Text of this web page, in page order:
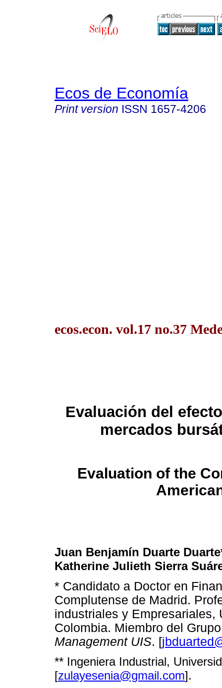
Ecos de Economía
Print version ISSN 1657-4206
ecos.econ. vol.17 no.37
Evaluación del
mercados
Evaluation of the
Juan Benjamín Duarte
Katherine Julieth Sierra
* Candidato a Doctor en
Complutense de Madrid.
industriales y Empresariales,
Colombia. Miembro del
Management UIS. [
** Ingeniera Industrial,
[zulayesenia@gmail.com].